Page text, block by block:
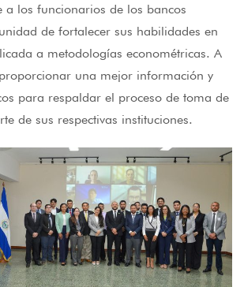
a los funcionarios de los bancos
de fortalecer sus habilidades en
a metodologías econométricas. A
una mejor información y
para respaldar el proceso de toma de
de sus respectivas instituciones.